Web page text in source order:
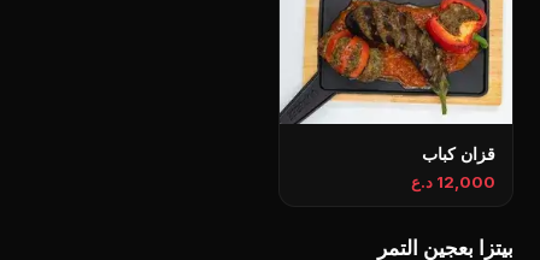
قزان کباب
12,000 د.ع
بيتزا بعجين التمر